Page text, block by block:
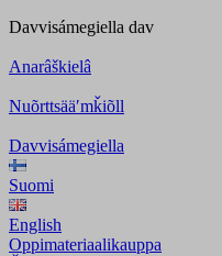
Davvisámegiella dav
Anarâškielâ
Nuõrttsääʹmǩiõll
Davvisámegiella
Suomi
English
Oppimateriaalikauppa